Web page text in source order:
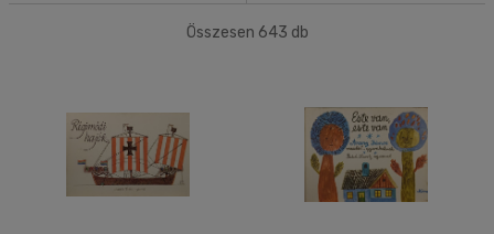
0 - 3 év(466)
3 - 6 év(71)
mind(78)
Összesen 643 db